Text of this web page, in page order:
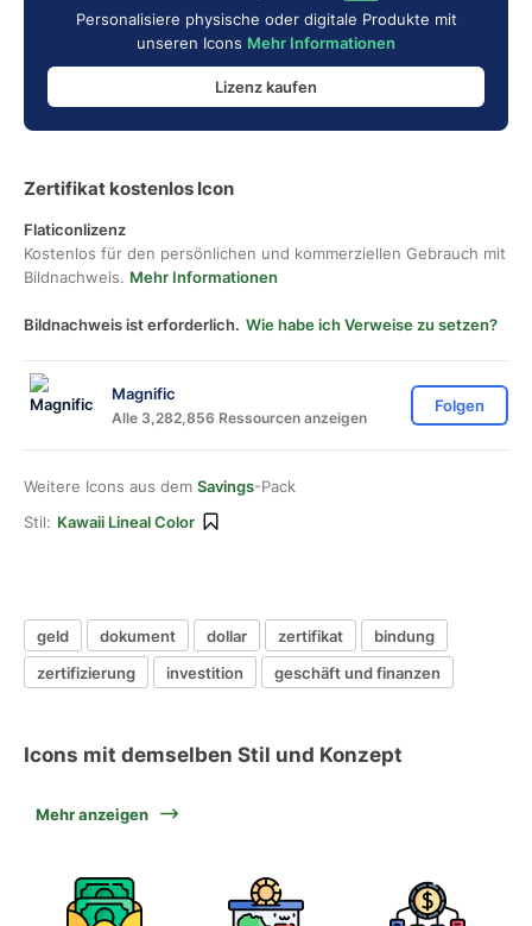
Personalisiere physische oder digitale Produkte mit
unseren Icons Mehr Informationen
Lizenz kaufen
Zertifikat kostenlos Icon
Flaticonlizenz
Kostenlos für den persönlichen und kommerziellen Gebrauch mit
Bildnachweis. Mehr Informationen
Bildnachweis ist erforderlich. Wie habe ich Verweise zu setzen?
Magnific
Alle 3,282,856 Ressourcen anzeigen
Folgen
Weitere Icons aus dem Savings-Pack
Stil: Kawaii Lineal Color
geld dokument dollar zertifikat
bindung
zertifizierung
investition geschäft und finanzen
Icons mit demselben Stil und Konzept
Mehr anzeigen